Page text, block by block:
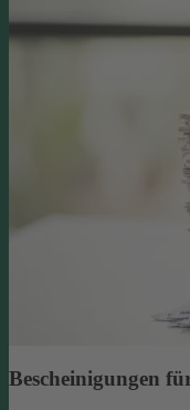
Bescheinigungen